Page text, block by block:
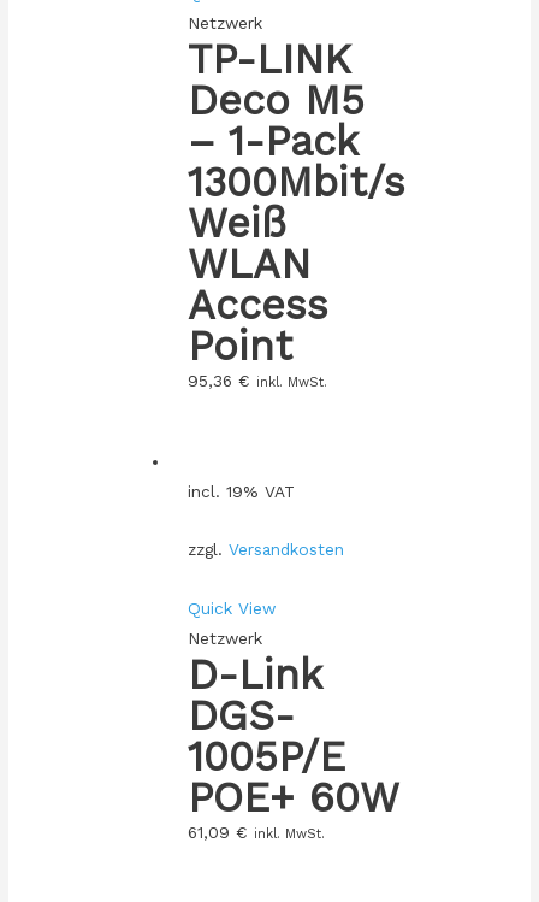
Netzwerk
TP-LINK
Deco M5
– 1-Pack
1300Mbit/s
Weiß
WLAN
Access
Point
95,36 € inkl. MwSt.
incl. 19% VAT
zzgl. Versandkosten
Quick View
Netzwerk
D-Link
DGS-
1005P/E
POE+ 60W
61,09 € inkl. MwSt.